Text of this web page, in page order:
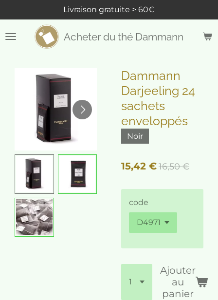
au
contenu
principal
Acheter du thé Dammann
Livraison gratuite > 60€
Dammann
Darjeeling 24
sachets
enveloppés
Noir
15,42 €16,50 €
code
Ajouter
au
panier